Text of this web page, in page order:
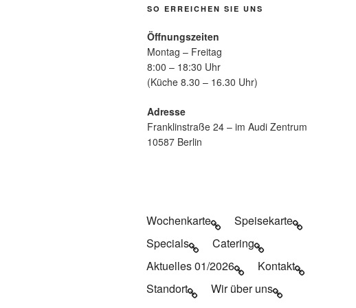
SO ERREICHEN SIE UNS
Öffnungszeiten
Montag – Freitag
8:00 – 18:30 Uhr
(Küche 8.30 – 16.30 Uhr)
Adresse
Franklinstraße 24 – im Audi Zentrum
10587 Berlin
Wochenkarte
Speisekarte
Specials
Catering
Aktuelles 01/2026
Kontakt
Standort
Wir über uns